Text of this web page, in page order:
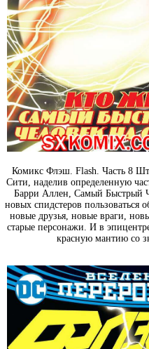
Комикс Флэш. Flash. Часть 8
Сити, наделив определенную
Барри Аллен, Самый Быстрый
новых спидстеров пользоваться
новые друзья, новые враги,
старые персонажи. И в
красную мантию со